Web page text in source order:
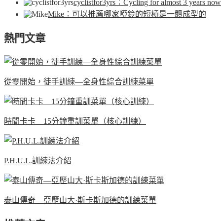
cyclistfor3yrs ：Cycling for almost 3 years
Mike ：可以推薦哪家啞鈴的短槓是一體成型的
熱門文章
從零開始，徒手訓練—全身性綜合訓練菜單
時間卡卡 15分鐘重訓菜單（核心訓練）
P.H.U.L.訓練法介紹
泰山傳奇—亞歷山大·斯卡斯加德的訓練菜單